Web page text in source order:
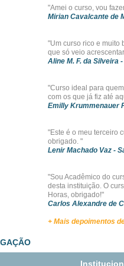
"Amei o curso, vou
Mirian Cavalcante de
"Um curso rico e muito
que só veio
Aline M. F. da Silveira
"Curso ideal para
com os que já fiz até
Emilly Krummenauer
"Este é o meu terceiro
obrigado. "
Lenir Machado Vaz -
"Sou Acadêmico do
desta instituição. O
Horas, obrigado!"
Carlos Alexandre de
+ Mais depoimentos